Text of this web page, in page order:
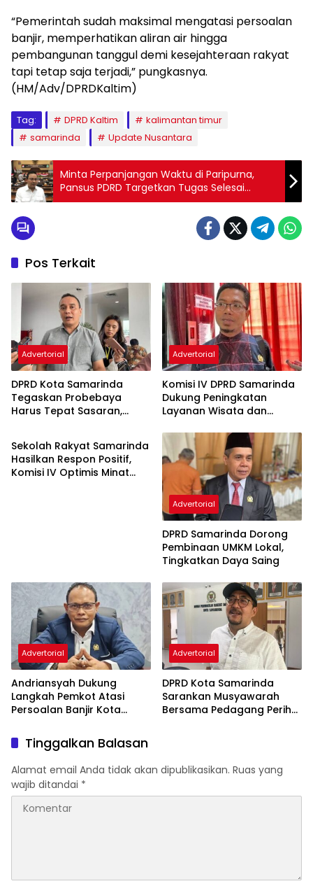
“Pemerintah sudah maksimal mengatasi persoalan
banjir, memperhatikan aliran air hingga
pembangunan tanggul demi kesejahteraan rakyat
tapi tetap saja terjadi,” pungkasnya.
(HM/Adv/DPRDKaltim)
Tag: DPRD Kaltim
kalimantan timur
samarinda
Update Nusantara
Minta Perpanjangan Waktu di Paripurna,
Pansus PDRD Targetkan Tugas Selesai
Sebelum 5 Januari
Pos Terkait
Advertorial
DPRD Kota Samarinda
Tegaskan Probebaya
Harus Tepat Sasaran,
Advertorial
Komisi IV DPRD Samarinda
Dukung Peningkatan
Layanan Wisata dan
Advertorial
Sekolah Rakyat Samarinda
Hasilkan Respon Positif,
Komisi IV Optimis Minat
Advertorial
DPRD Samarinda Dorong
Pembinaan UMKM Lokal,
Tingkatkan Daya Saing
Advertorial
Andriansyah Dukung
Langkah Pemkot Atasi
Persoalan Banjir Kota
Advertorial
DPRD Kota Samarinda
Sarankan Musyawarah
Bersama Pedagang Perihal
Tinggalkan Balasan
Alamat email Anda tidak akan dipublikasikan. Ruas yang
wajib ditandai *